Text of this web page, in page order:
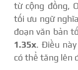
từ cộng đồng,
tối ưu ngữ
đoạn văn bản
1.35x. Điều
có thể tăng lên